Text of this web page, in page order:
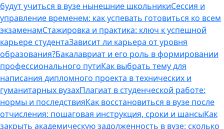
будут учиться в вузе нынешние школьникиСессия и
управление временем: как успевать готовиться ко всем
экзаменамСтажировка и практика: ключ к успешной
карьере студентаЗависит ли карьера от уровня
образования?Бакалавриат и его роль в формировании
профессионального путиКак выбрать тему для
написания дипломного проекта в технических и
гуманитарных вузахПлагиат в студенческой работе:
нормы и последствияКак восстановиться в вузе после
отчисления: пошаговая инструкция, сроки и шансыКак
закрыть академическую задолженность в вузе: сколько